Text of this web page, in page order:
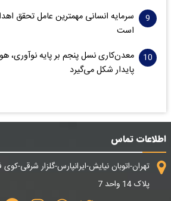
سرمایه انسانی مهمترین عامل تحقق
است
معدن‌کاری نسل پنجم بر پایه
پایدار شکل می‌گیرد
اطلاعات تماس
تهران-اتوبان نیایش-ایرانپارس-گلزار
پلاک 14 واحد 7